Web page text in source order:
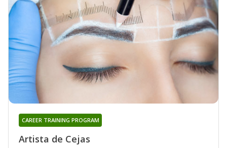
Artista de Cejas
CAREER TRAINING PROGRAM